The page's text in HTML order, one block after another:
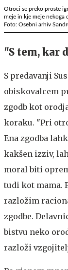
Otroci se preko proste
meje in kje meje nekoga
Foto: Osebni arhiv
"S tem, kar
S predavanji
obiskovalcem
zgodb kot
koraku. "Pri
Ena zgodba
kakšen izziv,
moral biti
tudi kot mama.
razložim
zgodbe.
bistvu neko
razloži